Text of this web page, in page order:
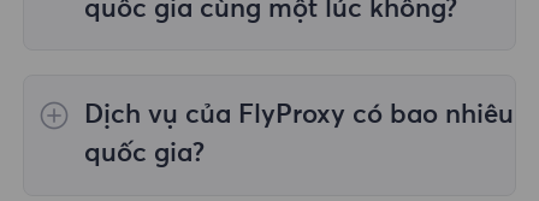
quốc gia/khu vực được chỉ định;
Proxy dân
thời điểm mua.
quốc gia cùng một lúc không?
những trường hợp bạn cần thực hiện tác vụ
trên nhiều vị trí địa lý.
Dịch vụ của FlyProxy có bao nhiêu
quốc gia?